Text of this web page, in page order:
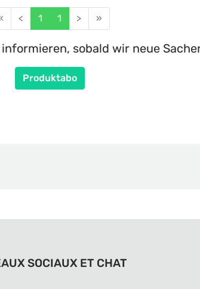
< 1 1 > »
sobald wir neue
Produktabo
SOCIAUX ET CHAT